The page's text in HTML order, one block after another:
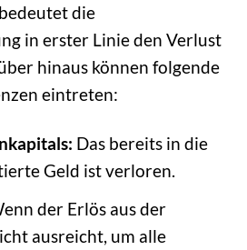
die
in erster Linie den Verlust
hinaus können folgende
eintreten:
Das bereits in die
Geld ist verloren.
der Erlös aus der
ausreicht, um alle